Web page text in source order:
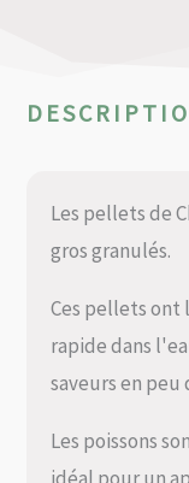
Les pellets de
gros granulés.
Ces pellets ont
rapide dans
saveurs en peu
Les poissons